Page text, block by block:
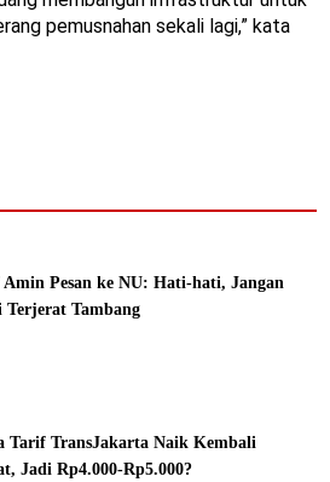
pemusnahan sekali lagi,” kata
Amin Pesan ke NU: Hati-hati, Jangan
Terjerat Tambang
Tarif TransJakarta Naik Kembali
Jadi Rp4.000-Rp5.000?